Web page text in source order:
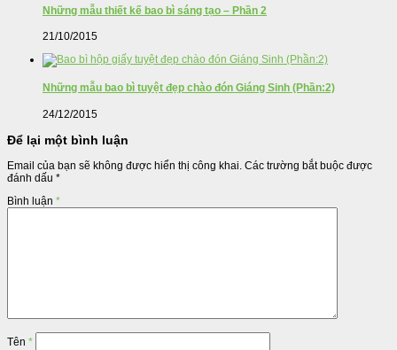
Những mẫu thiết kế bao bì sáng tạo – Phần 2
21/10/2015
Những mẫu bao bì tuyệt đẹp chào đón Giáng Sinh (Phần:2)
24/12/2015
Để lại một bình luận
Email của bạn sẽ không được hiển thị công khai. Các trường bắt buộc được
đánh dấu *
Bình luận *
Tên *